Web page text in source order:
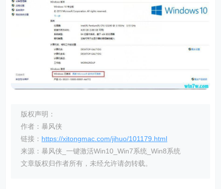
版权声明：
作者：暴风侠
链接： https://xitongmac.com/jihuo/101179.html
来源：暴风侠_一键激活Win10_Win7系统_Win8系统
文章版权归作者所有，未经允许请勿转载。